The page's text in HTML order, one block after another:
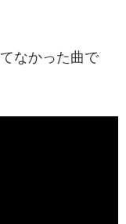
なかった曲で